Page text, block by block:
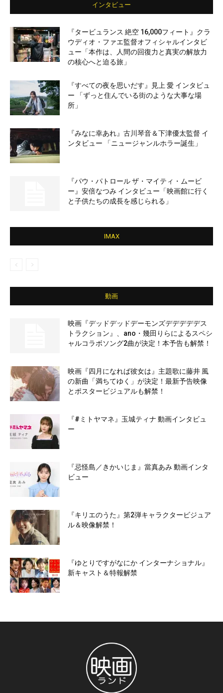
インタビュー
『タービュランス 絶空 16,000フィート』クラ
ウディオ・ファエ監督オフィシャルインタビ
ュー「本作は、人間の回復力と真実の解放力
の核心へと迫る旅」
『すべての夜を思いだす』見上 愛 インタビュ
ー 「ずっと住んでいる街のような大事な場
所」
『みなに幸あれ』古川琴音＆下津優太監督 イ
ンタビュー 「ニュージャンルホラー誕生」
『パウ・パトロール ザ・マイティ・ムービ
ー』安倍なつみ インタビュー「映画館に行く
と子供たちの成長を感じられる」
IMAX
動画
映画『デッドデッドデーモンズデデデデデス
トラクション』、ano・幾田りらによるスペシ
ャルコラボソング2曲が決定！本予告も解禁！
映画『四月になれば彼女は』主題歌に藤井 風
の新曲「満ちてゆく」が決定！最新予告映像
とポスタービジュアルも解禁！
『#ミトヤマネ』玉城ティナ 動画インタビュ
ー
『忌怪島／きかいじま』當真あみ 動画インタ
ビュー
『キリエのうた』第2弾キャラクタービジュア
ル＆映像解禁！
『ゆとりですがなにか インターナショナル』
新キャスト＆特報解禁